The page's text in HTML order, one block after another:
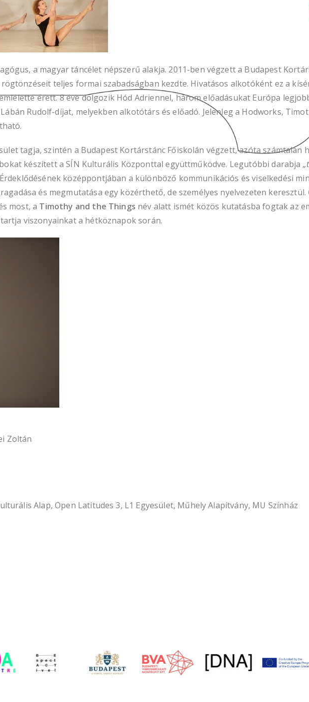
a magyar táncélet népszerű alakja. 2011-ben végzett a Budapest
teljes formai szabadságban kezdte. Hivatásos alkotóként ez a
érett. 8 éve dolgozik Hód Adriennel, három előadásukat Európa
Rudolf-díjat, melyekben alkotótárs és előadó. Jelenleg a Hodworks,
tagja, szintén a Budapest Kortárstánc Főiskolán végzett, azóta számtalan
készített a SÍN Kulturális Központtal együttműködve. Legutóbbi darabja
középpontjában a különböző kommunikációs és viselkedési
és megmutatása egy közérthető, de személyes nyelvezeten
most, a Timothy and the Things név alatt ismét közös kutatásba fogtak az
viszonyainkat a hétköznapok során.
Zoltán
Alap, Open Latitudes 3, L1 Egyesület, Műhely Alapítvány, MU Színház